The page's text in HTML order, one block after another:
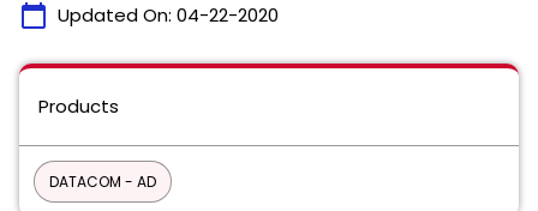
calendar_today Updated On: 04-22-2020
Products
DATACOM - AD